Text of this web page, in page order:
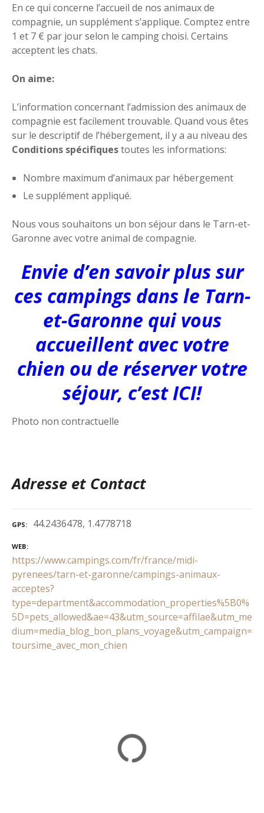
En ce qui concerne l’accueil de nos animaux de
compagnie, un supplément s’applique. Comptez entre
1 et 7 € par jour selon le camping choisi. Certains
acceptent les chats.
On aime:
L’information concernant l’admission des animaux de
compagnie est facilement trouvable. Quand vous êtes
sur le descriptif de l’hébergement, il y a au niveau des
Conditions spécifiquestoutes les informations:
Nombre maximum d’animaux par hébergement
Le supplément appliqué.
Nous vous souhaitons un bon séjour dans le Tarn-et-
Garonne avec votre animal de compagnie.
Envie d’en savoir plus sur
ces campings dans le Tarn-
et-Garonne qui vous
accueillent avec votre
chien ou de réserver votre
séjour, c’est ICI!
Photo non contractuelle
Adresse et Contact
GPS 44.2436478, 1.4778718
WEB
https://www.campings.com/fr/france/midi-
pyrenees/tarn-et-garonne/campings-animaux-
acceptes?
type=department&accommodation_properties%5B0%
5D=pets_allowed&ae=43&utm_source=affilae&utm_me
dium=media_blog_bon_plans_voyage&utm_campaign=
toursime_avec_mon_chien